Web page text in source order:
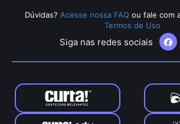
Dúvidas? Acesse nossa FAQ ou fale com
Termos de Uso
Siga nas redes sociais